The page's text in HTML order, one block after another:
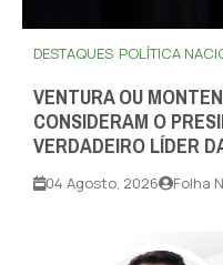
DESTAQUES POLÍTICA
VENTURA OU
CONSIDERAM O
VERDADEIRO LÍDER
04 Agosto, 2026 Folha